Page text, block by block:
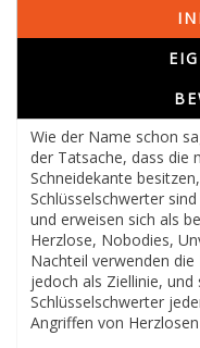
Wie der Name schon
der Tatsache, dass die
Schneidekante
Schlüsselschwerter
und erweisen sich als
Herzlose, Nobodies,
Nachteil verwenden
jedoch als Ziellinie,
Schlüsselschwerter
Angriffen von